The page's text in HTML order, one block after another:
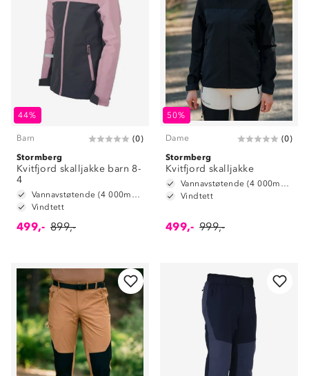
44%
Barn (0)
Stormberg
Kvitfjord skalljakke barn 8-
4
Vannavstøtende (4 000mm vannsøyle)
Vindtett
499,- 899,-
50%
Dame (0)
Stormberg
Kvitfjord skalljakke
Vannavstøtende (4 000mm vannsøyle)
Vindtett
499,- 999,-